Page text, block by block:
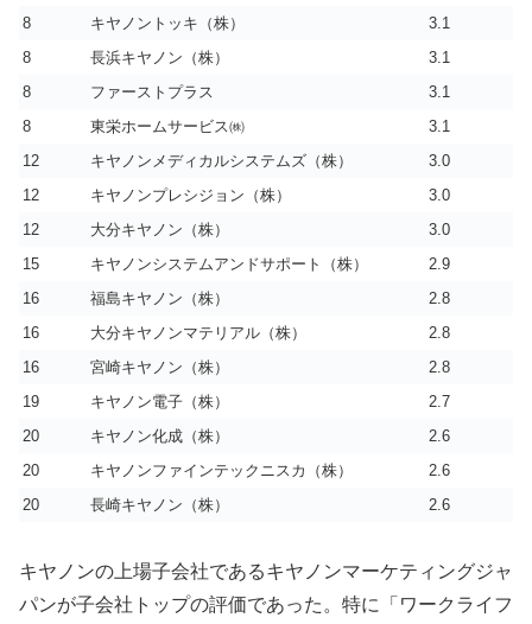
8
キヤノントッキ（株）
3.1
8
長浜キヤノン（株）
3.1
8
ファーストプラス
3.1
8
東栄ホームサービス㈱
3.1
12
キヤノンメディカルシステムズ（株）
3.0
12
キヤノンプレシジョン（株）
3.0
12
大分キヤノン（株）
3.0
15
キヤノンシステムアンドサポート（株）
2.9
16
福島キヤノン（株）
2.8
16
大分キヤノンマテリアル（株）
2.8
16
宮崎キヤノン（株）
2.8
19
キヤノン電子（株）
2.7
20
キヤノン化成（株）
2.6
20
キヤノンファインテックニスカ（株）
2.6
20
長崎キヤノン（株） 2.6
キヤノンの上場子会社であるキヤノンマーケティングジャ
パンが子会社トップの評価であった。特に「ワークライフ